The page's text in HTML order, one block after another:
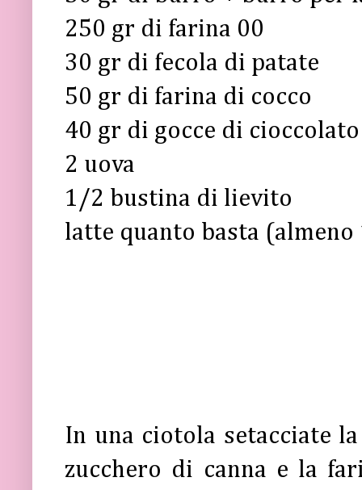
250 gr di farina 00
30 gr di fecola di patate
50 gr di farina di cocco
40 gr di gocce di
2 uova
1/2 bustina di lievito
latte quanto basta
In una ciotola setacciate
zucchero di canna e la